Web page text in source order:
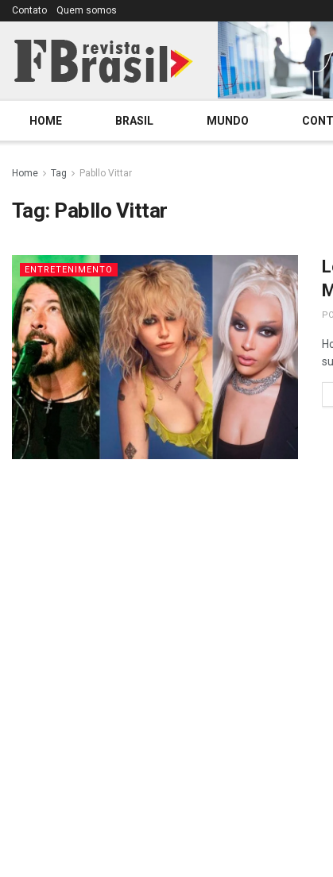
Contato Quem somos
HOME BRASIL MUNDO
Home Tag Pabllo Vittar
Tag: Pabllo Vittar
ENTRETENIMENTO